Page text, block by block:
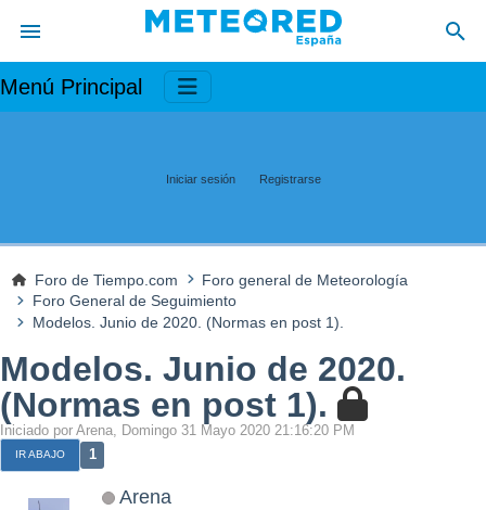
Menú Principal
Iniciar sesión Registrarse
Foro de Tiempo.com
Foro general de Meteorología
Foro General de Seguimiento
Modelos. Junio de 2020. (Normas en post 1).
Modelos. Junio de 2020.
(Normas en post 1).
Iniciado por Arena, Domingo 31 Mayo 2020 21:16:20 PM
IR ABAJO 1
Arena